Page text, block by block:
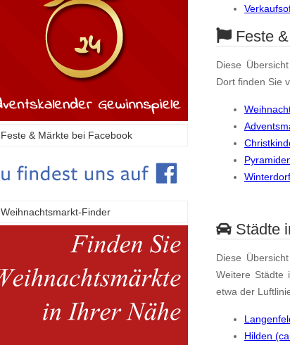
Feste
Diese
Dort finden Sie
Städte
Diese
Weitere Städte
etwa der
Hilden
Feste & Märkte bei Facebook
Weihnachtsmarkt-Finder